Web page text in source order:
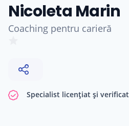
Nicoleta Marin
Coaching pentru carieră
Specialist licențiat și verificat